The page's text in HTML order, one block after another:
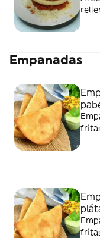
Empanadas